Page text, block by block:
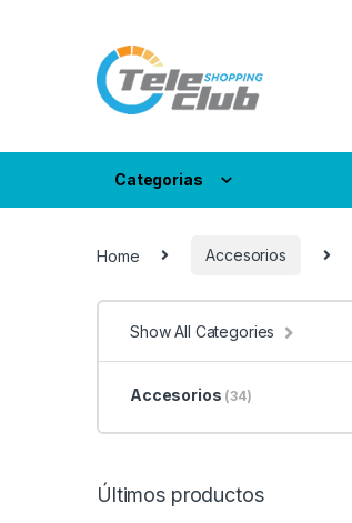
Categorias
Home Accesorios
Show All Categories
Accesorios (34)
Últimos productos